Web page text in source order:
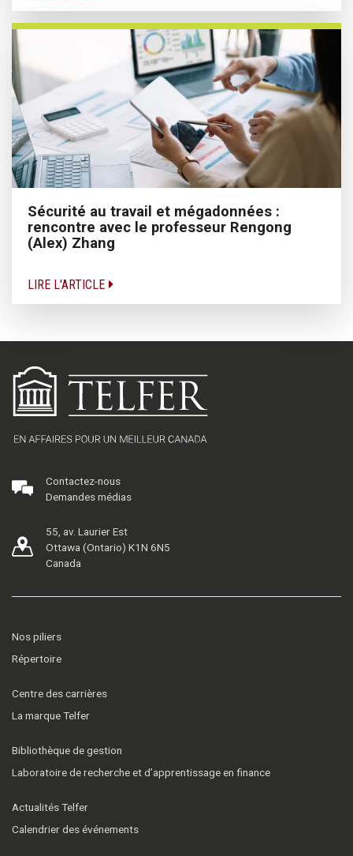
Sécurité au travail et mégadonnées :
rencontre avec le professeur Rengong
(Alex) Zhang
LIRE L'ARTICLE
Contactez-nous
Demandes médias
55, av. Laurier Est
Ottawa (Ontario) K1N 6N5
Canada
Nos piliers
Répertoire
Centre des carrières
La marque Telfer
Bibliothèque de gestion
Laboratoire de recherche et d’apprentissage en finance
Actualités Telfer
Calendrier des événements